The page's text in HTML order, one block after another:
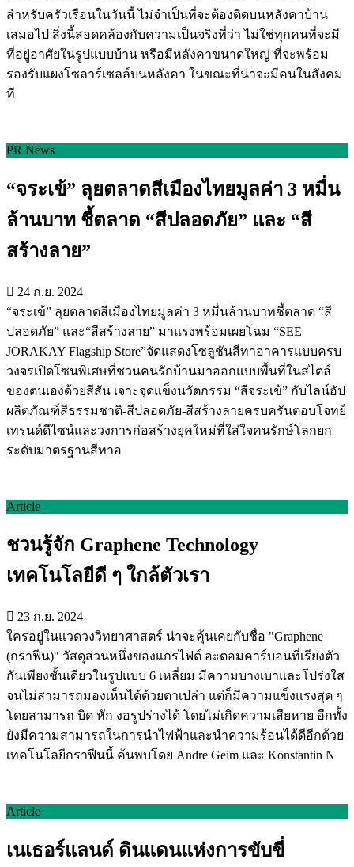
สำหรับครัวเรือนในวันนี้ ไม่จำเป็นที่จะต้องติดบนหลังคาบ้าน
เสมอไป สิ่งนี้สอดคล้องกับความเป็นจริงที่ว่า ไม่ใช่ทุกคนที่จะมี
ที่อยู่อาศัยในรูปแบบบ้าน หรือมีหลังคาขนาดใหญ่ ที่จะพร้อม
รองรับแผงโซลาร์เซลล์บนหลังคา ในขณะที่น่าจะมีคนในสังคม
ที
PR News
“จระเข้” ลุยตลาดสีเมืองไทยมูลค่า 3 หมื่น
ล้านบาท ชี้ตลาด “สีปลอดภัย” และ “สี
สร้างลาย”
24 ก.ย. 2024
“จระเข้” ลุยตลาดสีเมืองไทยมูลค่า 3 หมื่นล้านบาทชี้ตลาด “สี
ปลอดภัย” และ“สีสร้างลาย” มาแรงพร้อมเผยโฉม “SEE
JORAKAY Flagship Store”จัดแสดงโซลูชันสีทาอาคารแบบครบ
วงจรเปิดโซนพิเศษที่ชวนคนรักบ้านมาออกแบบพื้นที่ในสไตล์
ของตนเองด้วยสีสัน เจาะจุดแข็งนวัตกรรม “สีจระเข้” กับไลน์อัป
ผลิตภัณฑ์สีธรรมชาติ-สีปลอดภัย-สีสร้างลายครบครันตอบโจทย์
เทรนด์ดีไซน์และวงการก่อสร้างยุคใหม่ที่ใส่ใจคนรักษ์โลกยก
ระดับมาตรฐานสีทาอ
Article
ชวนรู้จัก Graphene Technology
เทคโนโลยีดี ๆ ใกล้ตัวเรา
23 ก.ย. 2024
ใครอยู่ในแวดวงวิทยาศาสตร์ น่าจะคุ้นเคยกับชื่อ "Graphene
(กราฟีน)" วัสดุส่วนหนึ่งของแกรไฟต์ อะตอมคาร์บอนที่เรียงตัว
กันเพียงชั้นเดียวในรูปแบบ 6 เหลี่ยม มีความบางเบาและโปร่งใส
จนไม่สามารถมองเห็นได้ด้วยตาเปล่า แต่ก็มีความแข็งแรงสุด ๆ
โดยสามารถ บิด หัก งอรูปร่างได้ โดยไม่เกิดความเสียหาย อีกทั้ง
ยังมีความสามารถในการนำไฟฟ้าและนำความร้อนได้ดีอีกด้วย
เทคโนโลยีกราฟีนนี้ ค้นพบโดย Andre Geim และ Konstantin N
Article
เนเธอร์แลนด์ ดินแดนแห่งการขับขี่